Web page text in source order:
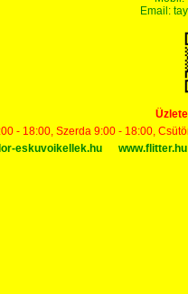
Email:
- 18:00, Szerda 9:00 - 18:00,
eskuvoikellek.hu www.flitter.hu